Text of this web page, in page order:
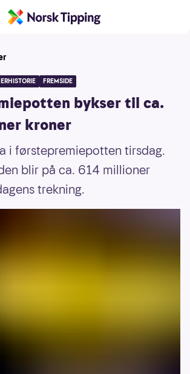
FREMSIDE
bykser til ca.
kroner
i førstepremiepotten tirsdag.
blir på ca. 614 millioner
trekning.